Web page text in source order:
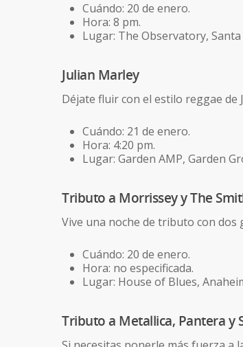
Cuándo: 20 de enero.
Hora: 8 pm.
Lugar: The Observatory, Santa
Julian Marley
Déjate fluir con el estilo reggae de
Cuándo: 21 de enero.
Hora: 4:20 pm.
Lugar: Garden AMP, Garden
Tributo a Morrissey y The
Vive una noche de tributo con dos
Cuándo: 20 de enero.
Hora: no especificada.
Lugar: House of Blues,
Tributo a Metallica, Pantera y